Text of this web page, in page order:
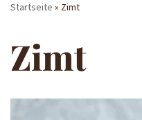
Startseite » Zimt
Zimt